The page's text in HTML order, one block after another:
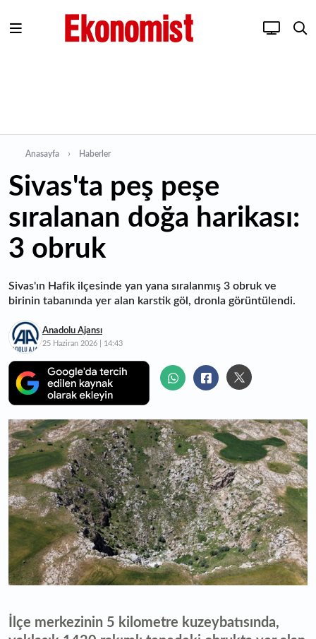
Anasayfa Haberler
Sivas'ta peş peşe
sıralanan doğa harikası:
3 obruk
Sivas'ın Hafik ilçesinde yan yana sıralanmış 3 obruk ve
birinin tabanında yer alan karstik göl, dronla görüntülendi.
Anadolu Ajansı
25 Haziran 2026 | 14:43
İlçe merkezinin 5 kilometre kuzeybatısında,